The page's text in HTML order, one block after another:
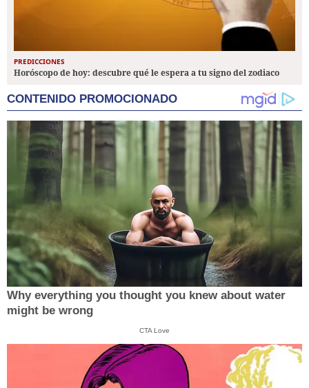
PREDICCIONES
Horóscopo de hoy: descubre qué le espera a tu signo del zodiaco
CONTENIDO PROMOCIONADO
Why everything you thought you knew about water
might be wrong
CTA Love